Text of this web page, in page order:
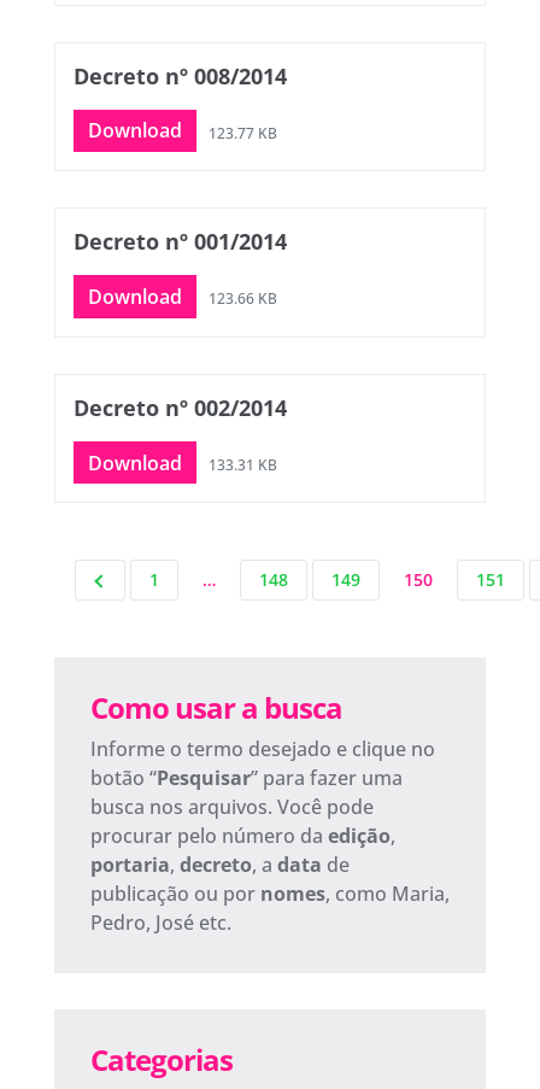
Decreto nº 008/2014
Download 123.77 KB
Decreto nº 001/2014
Download 123.66 KB
Decreto nº 002/2014
Download 133.31 KB
1 … 148 149 150 151
Como usar a busca
Informe o termo desejado e clique no
botão “Pesquisar” para fazer uma
busca nos arquivos. Você pode
procurar pelo número da edição,
portaria, decreto, a data de
publicação ou por nomes, como Maria,
Pedro, José etc.
Categorias